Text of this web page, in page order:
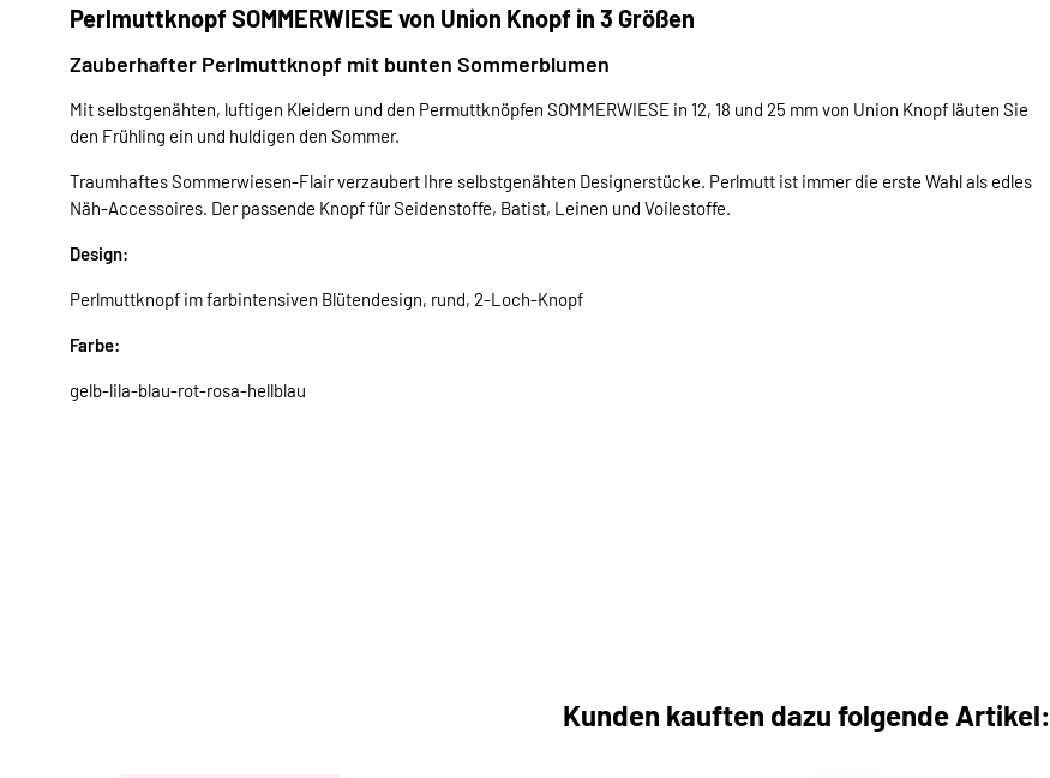
Perlmuttknopf SOMMERWIESE von Union Knopf in 3 Größen
Zauberhafter Perlmuttknopf mit bunten Sommerblumen
Mit selbstgenähten, luftigen Kleidern und den Permuttknöpfen SOMMERWIESE in 12, 18 und 25 mm von Union Knopf läuten Sie
den Frühling ein und huldigen den Sommer.
Traumhaftes Sommerwiesen-Flair verzaubert Ihre selbstgenähten Designerstücke. Perlmutt ist immer die erste Wahl als edles
Näh-Accessoires. Der passende Knopf für Seidenstoffe, Batist, Leinen und Voilestoffe.
Design:
Perlmuttknopf im farbintensiven Blütendesign, rund, 2-Loch-Knopf
Farbe:
gelb-lila-blau-rot-rosa-hellblau
Kunden kauften dazu folgende Artikel: